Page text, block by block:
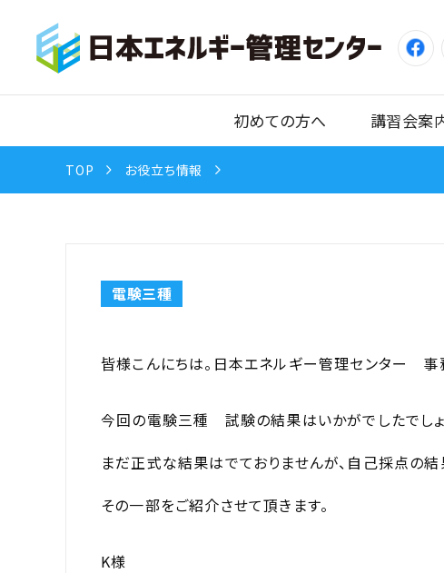
初めての方へ 講習会案
TOP お役立ち情報
電験三種
皆様こんにちは。日本エネルギー管理センター 事
今回の電験三種 試験の結果はいかがでしたでしょ
まだ正式な結果はでておりませんが、自己採点の結
その一部をご紹介させて頂きます。
K様